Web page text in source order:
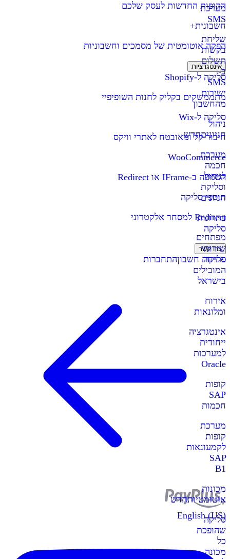
מערכת
SMS
שליחת
בקשות
תשלום
ב-
SMS
ישירות
מהחשבון
ניהול
חניוניםחדש
מערכת
חכמה
לניהול
וסליקת
חניונים
פתרונות
סליקה
שירותי
סליקה
המובילים
בישראל
אירוח
ומלונאות
אינטגרציה
ייחודית
למערכות
Oracle
קופות
SAP
חכמות
מערכת
קופות
לקמעונאות
SAP
B1
מכונות
אוטומטיותחדש
סליקה
שהופכת
כל
מכונה
הקופות החדשות לעסק שלכם
חשבונית+
הפקה אוטומטית של מסמכים וחשבוניות
אינטגרציות
סליקה ל-Shopify
מתממשקים בקליק לחנות השופיפיי
סליקה ל-Wix
חיבור קל ומאובטח לאתרי וויקס
WooCommerce
הטמעה ב-IFrame או Redirect
תוספי סליקה
Redirect למסחר אלקטרוני
מפתחים
צרו קשר
פתיחת חשבוןהתחברות
English (US)